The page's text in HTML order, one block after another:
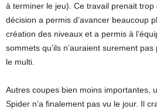
à terminer le jeu). Ce travail prenait
décision a permis d’avancer beaucoup
création des niveaux et a permis à
sommets qu’ils n’auraient surement
le multi.
Autres coupes bien moins importantes,
Spider n’a finalement pas vu le jour. Il